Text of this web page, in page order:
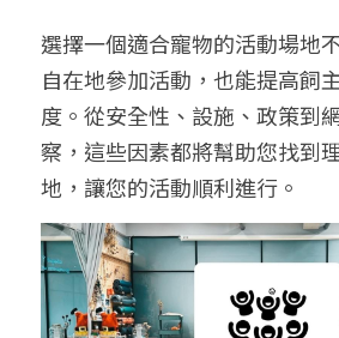
選擇一個適合寵物的活動場地
自在地參加活動，也能提高飼
度。從安全性、設施、政策到
察，這些因素都將幫助您找到
地，讓您的活動順利進行。